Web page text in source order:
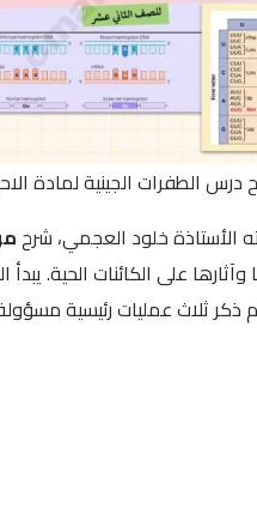
الطفرات الجينية لمادة
الأستاذة خلود العجمي، شرح
على الكائنات الحية.
ذكر ثلاث عمليات رئيسية